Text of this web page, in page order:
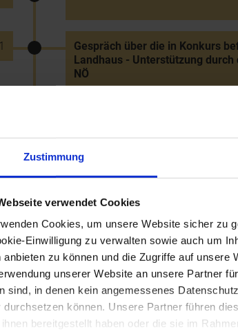
Zustimmung
verwendet Cookies
Cookies, um unsere Website sicher zu
Einwilligung zu verwalten sowie auch um
anbieten zu können und die Zugriffe auf
unserer Website an unsere Partner
sind, in denen kein angemessenes
durchsetzen können. Unsere Partner führen
ihnen bereitgestellt haben oder die sie im
Gespräch über die in Konkurs
Landhaus - Unterstützung
NÖ
Eröffnung des restaurierten
Tod des Malers Ferdinand
Novellierung der NÖ
aktiven Wahlalters auf 19 Jahre